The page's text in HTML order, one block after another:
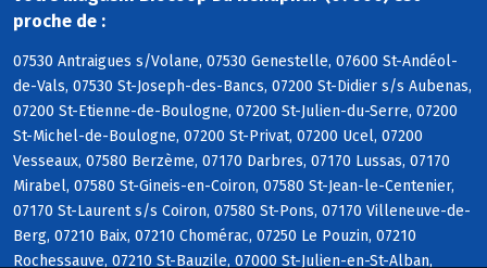
proche de :
07530 Antraigues s/Volane, 07530 Genestelle, 07600 St-Andéol-
de-Vals, 07530 St-Joseph-des-Bancs, 07200 St-Didier s/s Aubenas,
07200 St-Etienne-de-Boulogne, 07200 St-Julien-du-Serre, 07200
St-Michel-de-Boulogne, 07200 St-Privat, 07200 Ucel, 07200
Vesseaux, 07580 Berzème, 07170 Darbres, 07170 Lussas, 07170
Mirabel, 07580 St-Gineis-en-Coiron, 07580 St-Jean-le-Centenier,
07170 St-Laurent s/s Coiron, 07580 St-Pons, 07170 Villeneuve-de-
Berg, 07210 Baix, 07210 Chomérac, 07250 Le Pouzin, 07210
Rochessauve, 07210 St-Bauzile, 07000 St-Julien-en-St-Alban,